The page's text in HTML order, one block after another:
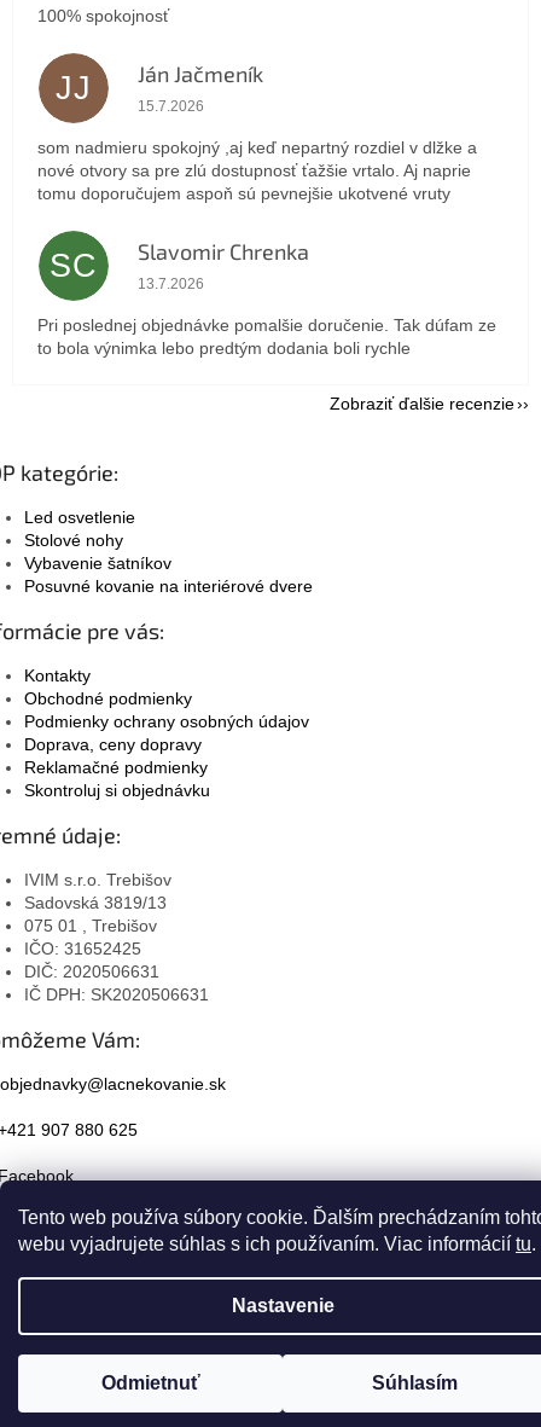
Tento web používa súbory cookie. Ďalším prechádzaním
webu vyjadrujete súhlas s ich používaním. Viac informácií tu.
Nastavenie
Odmietnuť Súhlasím
100% spokojnosť
JJ Ján Jačmeník
Hodnotenie obchodu je 5 z 5 hviezdičiek.
15.7.2026
som nadmieru spokojný ,aj keď nepartný rozdiel v dlžke a
nové otvory sa pre zlú dostupnosť ťažšie vrtalo. Aj naprie
tomu doporučujem aspoň sú pevnejšie ukotvené vruty
SC Slavomir Chrenka
Hodnotenie obchodu je 5 z 5 hviezdičiek.
13.7.2026
Pri poslednej objednávke pomalšie doručenie. Tak dúfam ze
to bola výnimka lebo predtým dodania boli rychle
Zobraziť ďalšie recenzie
kategórie:
Led osvetlenie
Stolové nohy
Vybavenie šatníkov
Posuvné kovanie na interiérové dvere
pre vás:
Kontakty
Obchodné podmienky
Podmienky ochrany osobných údajov
Doprava, ceny dopravy
Reklamačné podmienky
Skontroluj si objednávku
údaje:
IVIM s.r.o. Trebišov
Sadovská 3819/13
075 01 , Trebišov
IČO: 31652425
DIČ: 2020506631
IČ DPH: SK2020506631
Vám:
objednavky@lacnekovanie.sk
907 880 625